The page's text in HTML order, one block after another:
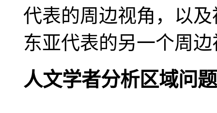
代表的周边视角，以
东亚代表的另一个周
人文学者分析区域问题